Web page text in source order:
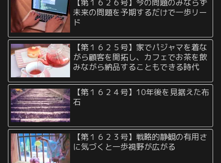
【第１６２６号】今の問題のみならず
未来の問題を予期するだけで一歩リー
ド
【第１６２５号】家でパジャマを着な
がら顧客を開拓し、カフェでお茶を飲
みながら納品することもできる時代
【第１６２４号】10年後を見据えた布
石
【第１６２３号】戦略的静観の有用さ
に気づくと一歩視野が広がる